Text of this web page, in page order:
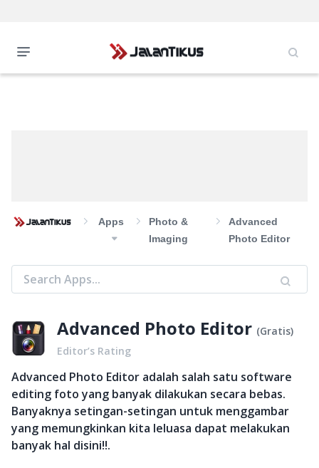
Apps
Photo &
Imaging
Advanced
Photo Editor
Advanced Photo Editor (Gratis)
Editor’s Rating
Advanced Photo Editor adalah salah satu software
editing foto yang banyak dilakukan secara bebas.
Banyaknya setingan-setingan untuk menggambar
yang memungkinkan kita leluasa dapat melakukan
banyak hal disini!!.